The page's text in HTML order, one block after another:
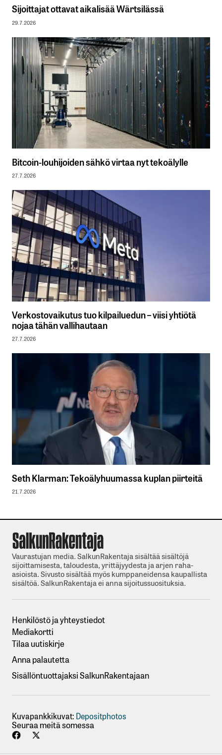
Sijoittajat ottavat aikalisää Wärtsilässä
29.7.2026
Bitcoin-louhijoiden sähkö virtaa nyt tekoälylle
27.7.2026
Verkostovaikutus tuo kilpailuedun – viisi yhtiötä
nojaa tähän vallihautaan
27.7.2026
Seth Klarman: Tekoälyhuumassa kuplan piirteitä
21.7.2026
Vaurastujan media. SalkunRakentaja sisältää sisältöjä
sijoittamisesta, taloudesta, yrittäjyydesta ja arjen raha-
asioista. Sivusto sisältää myös kumppaneidensa kaupallista
sisältöä. SalkunRakentaja ei anna sijoitussuosituksia.
Henkilöstö ja yhteystiedot
Mediakortti
Tilaa uutiskirje
Anna palautetta
Sisällöntuottajaksi SalkunRakentajaan
Kuvapankkikuvat: Depositphotos
Seuraa meitä somessa